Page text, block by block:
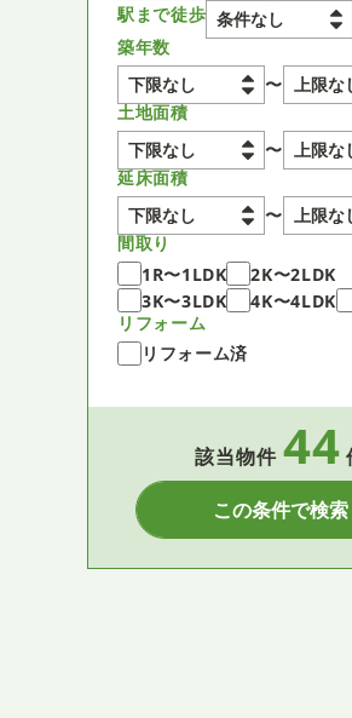
駅まで徒歩
築年数
〜
土地面積
〜
延床面積
〜
間取り
1R〜1LDK
2K〜2LDK
3K〜3LDK
4K〜4LDK
リフォーム
リフォーム済
該当物件 44
この条件で検索